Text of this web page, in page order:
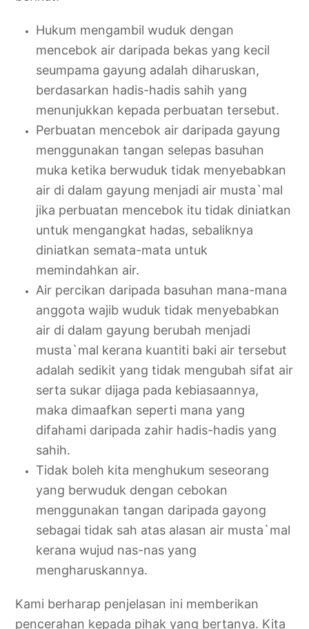
Hukum mengambil wuduk dengan
mencebok air daripada bekas yang kecil
seumpama gayung adalah diharuskan,
berdasarkan hadis-hadis sahih yang
menunjukkan kepada perbuatan tersebut.
Perbuatan mencebok air daripada gayung
menggunakan tangan selepas basuhan
muka ketika berwuduk tidak menyebabkan
air di dalam gayung menjadi air musta`mal
jika perbuatan mencebok itu tidak diniatkan
untuk mengangkat hadas, sebaliknya
diniatkan semata-mata untuk
memindahkan air.
Air percikan daripada basuhan mana-mana
anggota wajib wuduk tidak menyebabkan
air di dalam gayung berubah menjadi
musta`mal kerana kuantiti baki air tersebut
adalah sedikit yang tidak mengubah sifat air
serta sukar dijaga pada kebiasaannya,
maka dimaafkan seperti mana yang
difahami daripada zahir hadis-hadis yang
sahih.
Tidak boleh kita menghukum seseorang
yang berwuduk dengan cebokan
menggunakan tangan daripada gayong
sebagai tidak sah atas alasan air musta`mal
kerana wujud nas-nas yang
mengharuskannya.
Kami berharap penjelasan ini memberikan
pencerahan kepada pihak yang bertanya. Kita